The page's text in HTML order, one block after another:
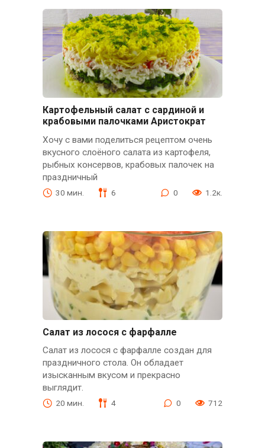
Картофельный салат с сардиной и
крабовыми палочками Аристократ
Хочу с вами поделиться рецептом очень
вкусного слоёного салата из картофеля,
рыбных консервов, крабовых палочек на
праздничный
30 мин. 6 0 1.2к.
Салат из лосося с фарфалле
Салат из лосося с фарфалле создан для
праздничного стола. Он обладает
изысканным вкусом и прекрасно
выглядит.
20 мин. 4 0 712